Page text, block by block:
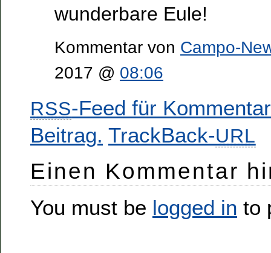
wunderbare Eule!
Kommentar von Campo-
2017 @ 08:06
RSS-Feed für
Beitrag. TrackBack-URL
Einen Kommentar
You must be logged in to